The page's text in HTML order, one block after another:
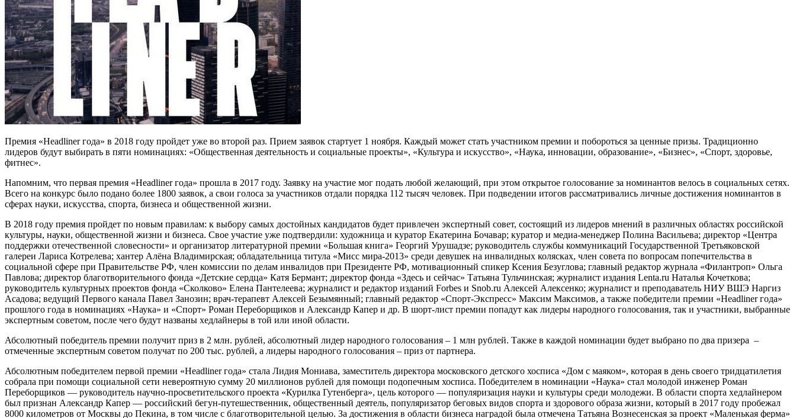
Премия «Headliner года» в 2018 году пройдет уже во второй раз. Прием заявок стартует 1 ноября. Каждый может стать участником премии и побороться за ценные призы. Традиционно
лидеров будут выбирать в пяти номинациях: «Общественная деятельность и социальные проекты», «Культура и искусство», «Наука, инновации, образование», «Бизнес», «Спорт, здоровье,
фитнес».
Напомним, что первая премия «Headliner года» прошла в 2017 году. Заявку на участие мог подать любой желающий, при этом открытое голосование за номинантов велось в социальных сетях.
Всего на конкурс было подано более 1800 заявок, а свои голоса за участников отдали порядка 112 тысяч человек. При подведении итогов рассматривались личные достижения номинантов в
сферах науки, искусства, спорта, бизнеса и общественной жизни.
В 2018 году премия пройдет по новым правилам: к выбору самых достойных кандидатов будет привлечен экспертный совет, состоящий из лидеров мнений в различных областях российской
культуры, науки, общественной жизни и бизнеса. Свое участие уже подтвердили: художница и куратор Екатерина Бочавар; куратор и медиа-менеджер Полина Васильева; директор «Центра
поддержки отечественной словесности» и организатор литературной премии «Большая книга» Георгий Урушадзе; руководитель службы коммуникаций Государственной Третьяковской
галереи Лариса Котрелева; хантер Алёна Владимирская; обладательница титула «Мисс мира-2013» среди девушек на инвалидных колясках, член совета по вопросам попечительства в
социальной сфере при Правительстве РФ, член комиссии по делам инвалидов при Президенте РФ, мотивационный спикер Ксения Безуглова; главный редактор журнала «Филантроп» Ольга
Павлова; директор благотворительного фонда «Детские сердца» Катя Бермант; директор фонда «Здесь и сейчас» Татьяна Тульчинская; журналист издания Lenta.ru Наталья Кочеткова;
руководитель культурных проектов фонда «Сколково» Елена Пантелеева; журналист и редактор изданий Forbes и Snob.ru Алексей Алексенко; журналист и преподаватель НИУ ВШЭ Наргиз
Асадова; ведущий Первого канала Павел Занозин; врач-терапевт Алексей Безымянный; главный редактор «Спорт-Экспресс» Максим Максимов, а также победители премии «Headliner года»
прошлого года в номинациях «Наука» и «Спорт» Роман Переборщиков и Александр Капер и др. В шорт-лист премии попадут как лидеры народного голосования, так и участники, выбранные
экспертным советом, после чего будут названы хедлайнеры в той или иной области.
Абсолютный победитель премии получит приз в 2 млн. рублей, абсолютный лидер народного голосования – 1 млн рублей. Также в каждой номинации будет выбрано по два призера –
отмеченные экспертным советом получат по 200 тыс. рублей, а лидеры народного голосования – приз от партнера.
Абсолютным победителем первой премии «Headliner года» стала Лидия Мониава, заместитель директора московского детского хосписа «Дом с маяком», которая в день своего тридцатилетия
собрала при помощи социальной сети невероятную сумму 20 миллионов рублей для помощи подопечным хосписа. Победителем в номинации «Наука» стал молодой инженер Роман
Переборщиков — руководитель научно-просветительского проекта «Курилка Гутенберга», цель которого — популяризация науки и культуры среди молодежи. В области спорта хедлайнером
был признан Александр Капер — российский бегун-путешественник, общественный деятель, популяризатор беговых видов спорта и здорового образа жизни, который в 2017 году пробежал
8000 километров от Москвы до Пекина, в том числе с благотворительной целью. За достижения в области бизнеса наградой была отмечена Татьяна Вознесенская за проект «Маленькая ферма»